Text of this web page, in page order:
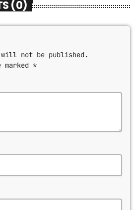
(0)
will not be published.
*